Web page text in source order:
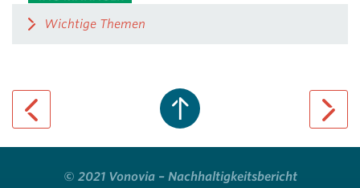
Wichtige Themen
© 2021 Vonovia – Nachhaltigkeitsbericht